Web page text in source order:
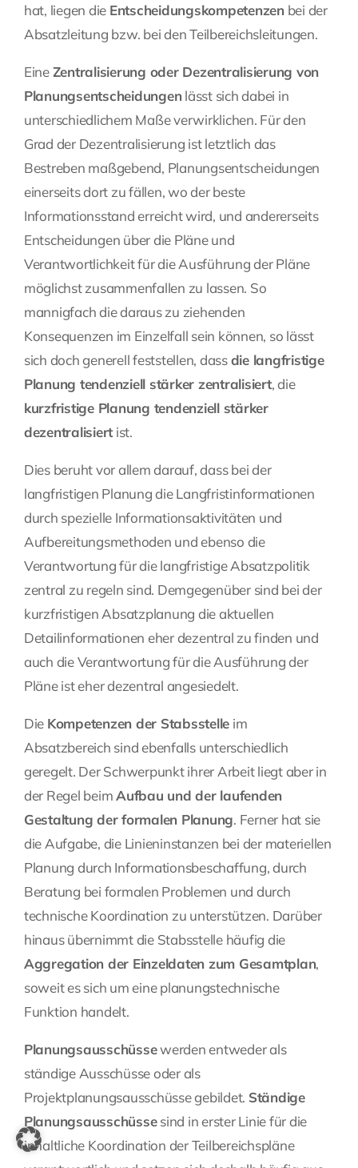
hat, liegen die Entscheidungskompetenzen bei der
Absatzleitung bzw. bei den Teilbereichsleitungen.
EineZentralisierung oder Dezentralisierung von
Planungsentscheidungen lässt sich dabei in
unterschiedlichem Maße verwirklichen. Für den
Grad der Dezentralisierung ist letztlich das
Bestreben maßgebend, Planungsentscheidungen
einerseits dort zu fällen, wo der beste
Informationsstand erreicht wird, und andererseits
Entscheidungen über die Pläne und
Verantwortlichkeit für die Ausführung der Pläne
möglichst zusammenfallen zu lassen. So
mannigfach die daraus zu ziehenden
Konsequenzen im Einzelfall sein können, so lässt
sich doch generell feststellen, dassdie langfristige
Planung tendenziell stärker zentralisiert, die
kurzfristige Planung tendenziell stärker
dezentralisiertist.
Dies beruht vor allem darauf, dass bei der
langfristigen Planung die Langfristinformationen
durch spezielle Informationsaktivitäten und
Aufbereitungsmethoden und ebenso die
Verantwortung für die langfristige Absatzpolitik
zentral zu regeln sind. Demgegenüber sind bei der
kurzfristigen Absatzplanung die aktuellen
Detailinformationen eher dezentral zu finden und
auch die Verantwortung für die Ausführung der
Pläne ist eher dezentral angesiedelt.
Die Kompetenzen der Stabsstelle im
Absatzbereich sind ebenfalls unterschiedlich
geregelt. Der Schwerpunkt ihrer Arbeit liegt aber in
der Regel beimAufbau und der laufenden
Gestaltung der formalen Planung. Ferner hat sie
die Aufgabe, die Linieninstanzen bei der materiellen
Planung durch Informationsbeschaffung, durch
Beratung bei formalen Problemen und durch
technische Koordination zu unterstützen. Darüber
hinaus übernimmt die Stabsstelle häufig die
Aggregation der Einzeldaten zum Gesamtplan,
soweit es sich um eine planungstechnische
Funktion handelt.
Planungsausschüssewerden entweder als
ständige Ausschüsse oder als
Projektplanungsausschüsse gebildet. Ständige
Planungsausschüssesind in erster Linie für die
inhaltliche Koordination der Teilbereichspläne